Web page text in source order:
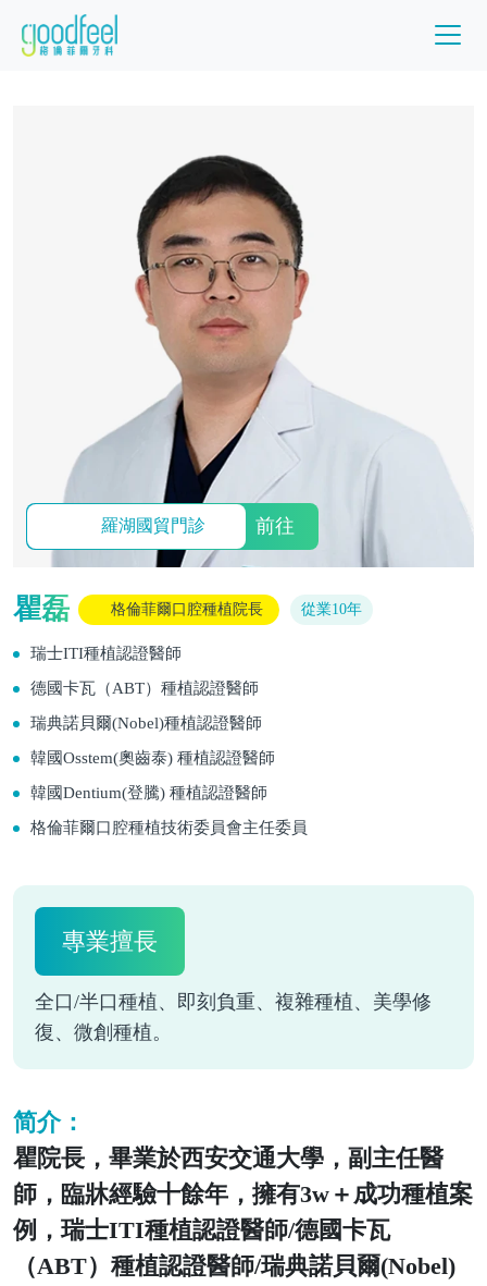
羅湖國貿門診 前往
瞿磊 格倫菲爾口腔種植院長 從業10年
瑞士ITI種植認證醫師
德國卡瓦（ABT）種植認證醫師
瑞典諾貝爾(Nobel)種植認證醫師
韓國Osstem(奧齒泰) 種植認證醫師
韓國Dentium(登騰) 種植認證醫師
格倫菲爾口腔種植技術委員會主任委員
專業擅長
全口/半口種植、即刻負重、複雜種植、美學修
復、微創種植。
简介：
瞿院長，畢業於西安交通大學，副主任醫
師，臨牀經驗十餘年，擁有3w＋成功種植案
例，瑞士ITI種植認證醫師/德國卡瓦
（ABT）種植認證醫師/瑞典諾貝爾(Nobel)